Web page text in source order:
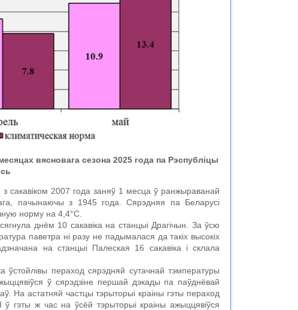
вясновага сезона 2025 года па Рэспубліцы
2007 года заняў 1 месца ў ранжыраванай
пачынаючы з 1945 года. Сярэдняя па Беларусі
норму на 4,4°С.
днём 10 сакавіка на станцыі Драгічын. За ўсю
паветра ні разу не падымалася да такіх высокіх
на станцыі Палеская 16 сакавіка і склала
пераход сярэдняй сутачнай тэмпературы
ў сярэдзіне першай дэкады па паўднёвай
На астатняй частцы тэрыторыі краіны гэты пераход
ў гэты ж час на ўсёй тэрыторыі краіны ажыццявіўся